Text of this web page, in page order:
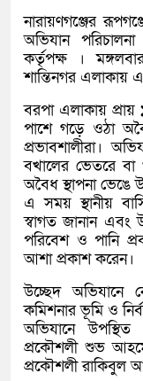
নারায়ণগঞ্জের
অভিযান
কর্তৃপক্ষ ।
শান্তিনগর এলাকায়
বরপা এলাকায় প্রায়
পাশে গড়ে ওঠা
প্রভাবশালীরা।
বখালের ভেতরে বা
অবৈধ স্থাপনা ভেঙে
এ সময় স্থানীয়
স্বাগত জানান এবং
পরিবেশ ও পানি
আশা প্রকাশ করেন।
উচ্ছেদ অভিযানে
কমিশনার ভূমি ও
অভিযানে উপস্থিত
প্রকৌশলী শুভ
প্রকৌশলী রাকিবুল